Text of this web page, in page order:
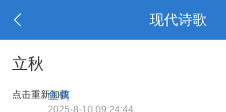
现代诗歌
立秋
点击重新加载
鱼饵
2025-8-10 09:24:44